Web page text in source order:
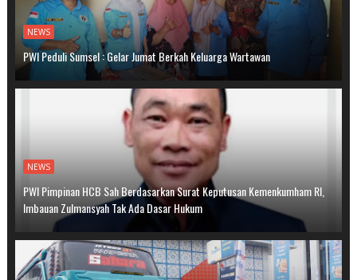
NEWS
PWI Peduli Sumsel : Gelar Jumat Berkah Keluarga Wartawan
NEWS
PWI Pimpinan HCB Sah Berdasarkan Surat Keputusan Kemenkumham RI,
Imbauan Zulmansyah Tak Ada Dasar Hukum